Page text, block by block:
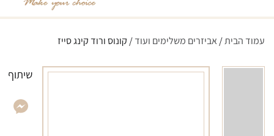
עמוד הבית/ אביזרים משלימים ועוד/ קונוס ורוד קינג סייז
שיתוף